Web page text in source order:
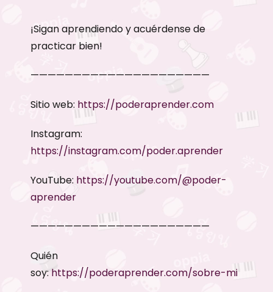
¡Sigan aprendiendo y acuérdense de
practicar bien!
—————————————————————
Sitio web: https://poderaprender.com
Instagram:
https://instagram.com/poder.aprender
YouTube: https://youtube.com/@poder-
aprender
—————————————————————
Quién
soy: https://poderaprender.com/sobre-mi